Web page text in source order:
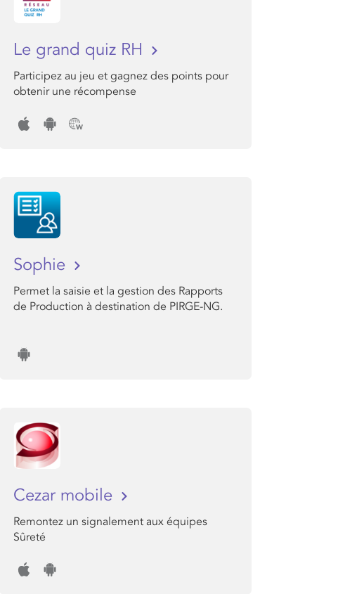
Le grand quiz RH
Participez au jeu et gagnez des points pour
obtenir une récompense
Sophie
Permet la saisie et la gestion des Rapports
de Production à destination de PIRGE-NG.
Cezar mobile
Remontez un signalement aux équipes
Sûreté